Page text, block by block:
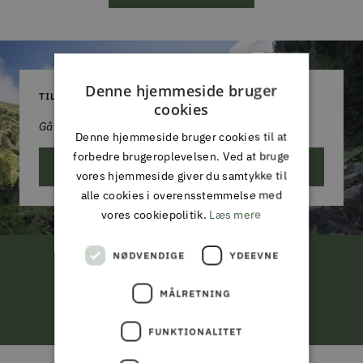
TILMELD DIG VORES NYHEDSBREV
Gå aldrig glip af et godt tilbud!
ABONNER
ved køb for 799,-*
Denne hjemmeside bruger
cookies
Denne hjemmeside bruger cookies til at
forbedre brugeroplevelsen. Ved at bruge
vores hjemmeside giver du samtykke til
alle cookies i overensstemmelse med
vores cookiepolitik. Læs mere
NØDVENDIGE YDEEVNE
MÅLRETNING
FUNKTIONALITET